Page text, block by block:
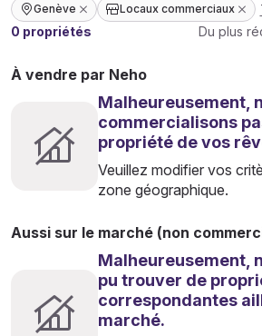
Genève Locaux commerciaux
0 propriétés
Du plus
À vendre par Neho
Malheureusement,
commercialisons
propriété de vos
Veuillez modifier vos
zone géographique.
Aussi sur le marché (non
Malheureusement,
pu trouver de
correspondantes
marché.